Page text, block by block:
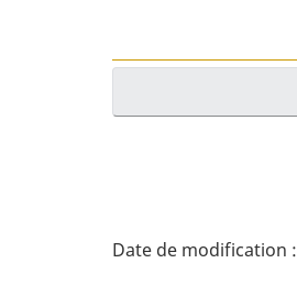
Date de modification :